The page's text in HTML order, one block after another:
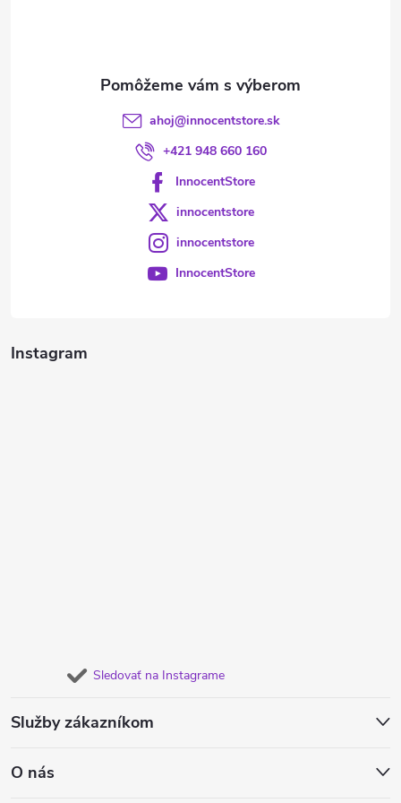
Instagram
Sledovať na Instagrame
Služby zákazníkom
O nás
ahoj@innocentstore.sk
+421 948 660 160
InnocentStore
innocentstore
innocentstore
InnocentStore